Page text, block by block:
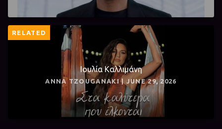
RELATED
Ιουλία Καλλιμάνη
ANNA TZOUGANAKI | JUNE 29, 2026